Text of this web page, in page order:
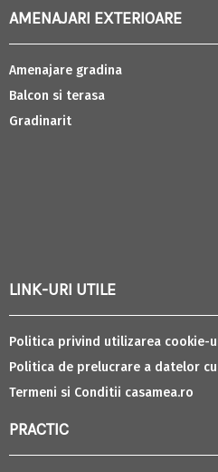
AMENAJARI EXTERIOARE
Amenajare gradina
Balcon si terasa
Gradinarit
LINK-URI UTILE
Politica privind utilizarea cookie-
Politica de prelucrare a datelor
Termeni si Conditii casamea.ro
PRACTIC